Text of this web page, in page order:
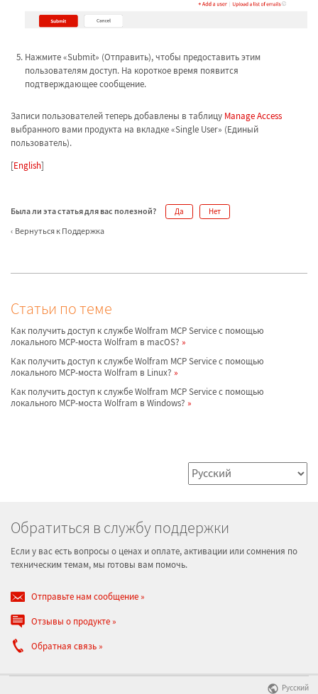
Нажмите «Submit» (Отправить), чтобы предоставить этим
пользователям доступ. На короткое время появится
подтверждающее сообщение.
Записи пользователей теперь добавлены в таблицу Manage Access
выбранного вами продукта на вкладке «Single User» (Единый
пользователь).
[English]
Была ли эта статья для вас полезной? Да Нет
Вернуться к Поддержка
Статьи по теме
Как получить доступ к службе Wolfram MCP Service с помощью
локального MCP-моста Wolfram в macOS?
Как получить доступ к службе Wolfram MCP Service с помощью
локального MCP-моста Wolfram в Linux?
Как получить доступ к службе Wolfram MCP Service с помощью
локального MCP-моста Wolfram в Windows?
Обратиться в службу поддержки
Если у вас есть вопросы о ценах и оплате, активации или сомнения по
техническим темам, мы готовы вам помочь.
Отправьте нам сообщение
Отзывы о продукте
Обратная связь
Русский